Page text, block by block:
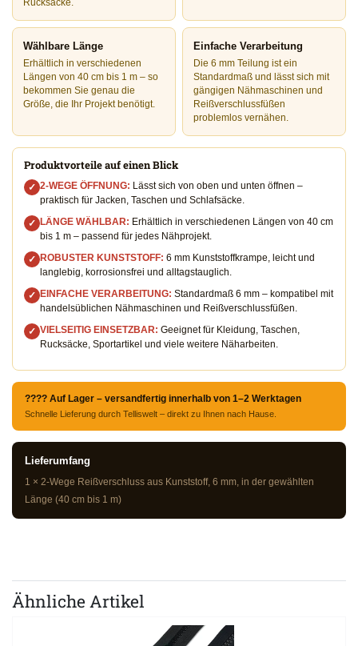
Rucksäcke.
Wählbare Länge
Erhältlich in verschiedenen
Längen von 40 cm bis 1 m – so
bekommen Sie genau die
Größe, die Ihr Projekt benötigt.
Einfache Verarbeitung
Die 6 mm Teilung ist ein
Standardmaß und lässt sich mit
gängigen Nähmaschinen und
Reißverschlussfüßen
problemlos vernähen.
Produktvorteile auf einen Blick
✓ 2-WEGE ÖFFNUNG: Lässt sich von oben und unten öffnen –
praktisch für Jacken, Taschen und Schlafsäcke.
✓ LÄNGE WÄHLBAR: Erhältlich in verschiedenen Längen von 40 cm
bis 1 m – passend für jedes Nähprojekt.
✓ ROBUSTER KUNSTSTOFF: 6 mm Kunststoffkrampe, leicht und
langlebig, korrosionsfrei und alltagstauglich.
✓ EINFACHE VERARBEITUNG: Standardmaß 6 mm – kompatibel mit
handelsüblichen Nähmaschinen und Reißverschlussfüßen.
✓ VIELSEITIG EINSETZBAR: Geeignet für Kleidung, Taschen,
Rucksäcke, Sportartikel und viele weitere Näharbeiten.
???? Auf Lager – versandfertig innerhalb von 1–2 Werktagen
Schnelle Lieferung durch Telliswelt – direkt zu Ihnen nach Hause.
Lieferumfang
1 × 2-Wege Reißverschluss aus Kunststoff, 6 mm, in der gewählten
Länge (40 cm bis 1 m)
Ähnliche Artikel